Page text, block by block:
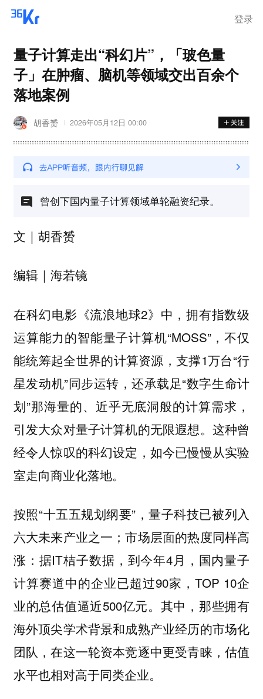
登录
量子计算走出“科幻片”，「玻色量
子」在肿瘤、脑机等领域交出百余个
落地案例
胡香赟 2026年05月12日 00:00
曾创下国内量子计算领域单轮融资纪录。
文｜胡香赟
编辑｜海若镜
在科幻电影《流浪地球2》中，拥有指数级
运算能力的智能量子计算机“MOSS”，不仅
能统筹起全世界的计算资源，支撑1万台“行
星发动机”同步运转，还承载足“数字生命计
划”那海量的、近乎无底洞般的计算需求，
引发大众对量子计算机的无限遐想。这种曾
经令人惊叹的科幻设定，如今已慢慢从实验
室走向商业化落地。
按照“十五五规划纲要”，量子科技已被列入
六大未来产业之一；市场层面的热度同样高
涨：据IT桔子数据，到今年4月，国内量子
计算赛道中的企业已超过90家，TOP 10企
业的总估值逼近500亿元。其中，那些拥有
海外顶尖学术背景和成熟产业经历的市场化
团队，在这一轮资本竞逐中更受青睐，估值
水平也相对高于同类企业。